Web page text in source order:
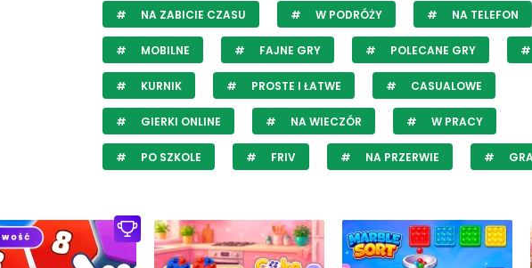
NA ZABICIE CZASU W PODRÓŻY NA TELEFON
MOBILNE FAJNE GRY POLECANE GRY
KURNIK PROSTE I ŁATWE CASUALOWE
GIERKI ONLINE NA WIECZÓR W PRACY
PO SZKOLE FRIV NA PRZERWIE